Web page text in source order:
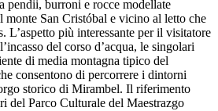
pendii, burroni e rocce modellate
monte San Cristóbal e vicino al letto che
L’aspetto più interessante per il visitatore
del corso d’acqua, le singolari
di media montagna tipico del
consentono di percorrere i dintorni
storico di Mirambel. Il riferimento
del Parco Culturale del Maestrazgo